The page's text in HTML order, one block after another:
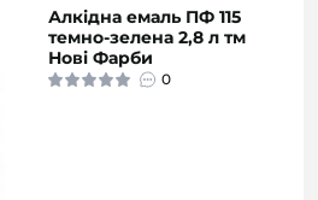
Алкідна емаль ПФ 115
темно-зелена 2,8 л тм
Нові Фарби
0